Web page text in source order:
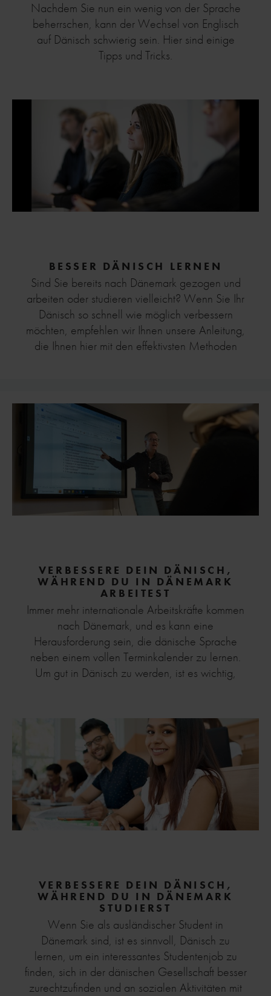
Nachdem Sie nun ein wenig von der Sprache
beherrschen, kann der Wechsel von Englisch
auf Dänisch schwierig sein. Hier sind einige
Tipps und Tricks.
BESSER DÄNISCH LERNEN
Sind Sie bereits nach Dänemark gezogen und
arbeiten oder studieren vielleicht? Wenn Sie Ihr
Dänisch so schnell wie möglich verbessern
möchten, empfehlen wir Ihnen unsere Anleitung,
die Ihnen hier mit den effektivsten Methoden
VERBESSERE DEIN DÄNISCH,
WÄHREND DU IN DÄNEMARK
ARBEITEST
Immer mehr internationale Arbeitskräfte kommen
nach Dänemark, und es kann eine
Herausforderung sein, die dänische Sprache
neben einem vollen Terminkalender zu lernen.
Um gut in Dänisch zu werden, ist es wichtig,
Werkzeuge, um erfolgreich Dänisch zu lernen,
während Sie arbeiten.
VERBESSERE DEIN DÄNISCH,
WÄHREND DU IN DÄNEMARK
STUDIERST
Wenn Sie als ausländischer Student in
Dänemark sind, ist es sinnvoll, Dänisch zu
lernen, um ein interessantes Studentenjob zu
finden, sich in der dänischen Gesellschaft besser
zurechtzufinden und an sozialen Aktivitäten mit